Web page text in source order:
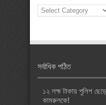
News
Categories
সর্বাধিক পঠিত
১২ লক্ষ টাকায় পুলিশ
কামরুলকে!